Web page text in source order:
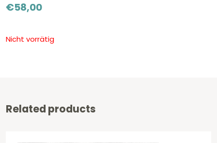
€58,00
Nicht vorrätig
Related products